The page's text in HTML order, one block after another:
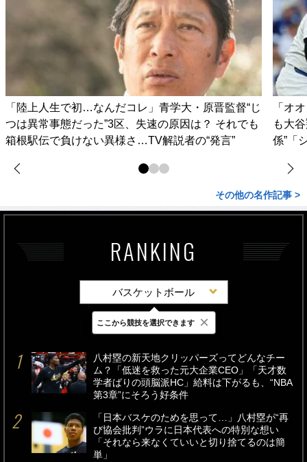
「陸上人生で初…なんだコレ」青学大・原晋監督“じ
つは異常事態だった”3区、失速の原因は？ それでも
箱根駅伝で負けない異様さ…TV解説者の“発言”
「オ
も大
係”「
その他の名作記事 >
RANKING
バスケットボール
最新 24時間 週間
八村塁の新天地クリッパーズってどんなチー
ム？「低迷を救った元大企業CEO」「天才数
学者ばりの頭脳派HC」給料は下がるも、“NBA
第3章”にそろう好条件
「日本バスケのためを思って…」八村塁が“再
び協会批判”ウラに日本代表への特別な想い
「それなら来なくていいと切り捨てるのは簡
単」
ここから競技を選択できます ×